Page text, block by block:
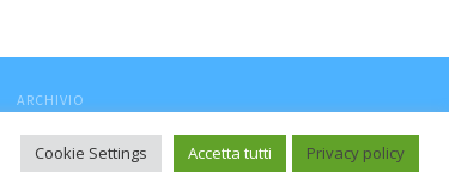
ARCHIVIO
n.04/2010 del 05/08/2010
Cookie Settings Accetta tutti Privacy policy